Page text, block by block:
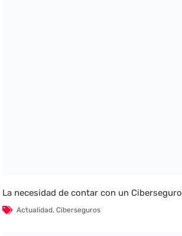
La necesidad de contar con un Ciberseguro
Actualidad,Ciberseguros